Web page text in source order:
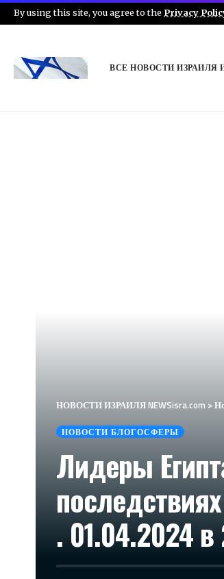
By using this site, you agree to the Privacy
ВСЕ НОВОСТИ ИЗРАИЛЯ
НОВОСТИ ИЗРАИЛЯ NEWSisra.com >
НОВОСТИ БЛОГОСФЕРЫ
Лидеры
. 01.04.2024